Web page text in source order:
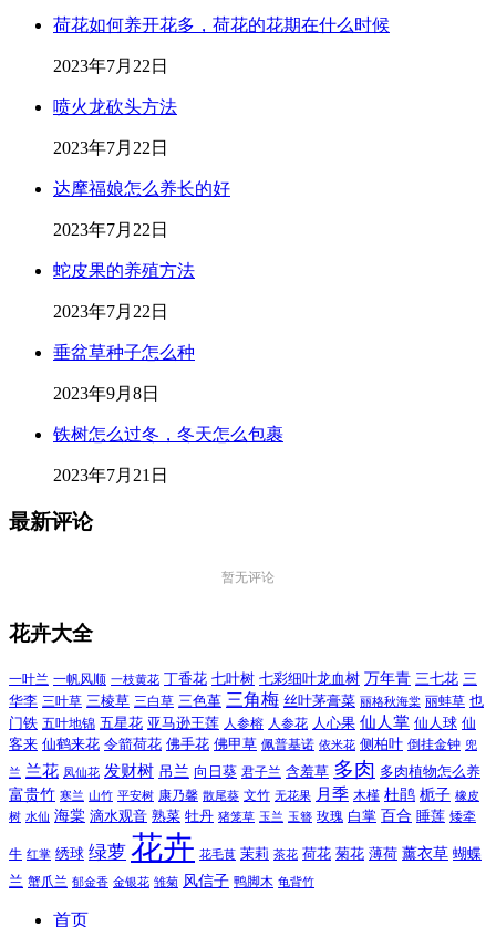
荷花如何养开花多，荷花的花期在什么时候
2023年7月22日
喷火龙砍头方法
2023年7月22日
达摩福娘怎么养长的好
2023年7月22日
蛇皮果的养殖方法
2023年7月22日
垂盆草种子怎么种
2023年9月8日
铁树怎么过冬，冬天怎么包裹
2023年7月21日
最新评论
暂无评论
花卉大全
一叶兰 一帆风顺 一枝黄花 丁香花 七叶树 七彩细叶龙血树 万年青 三七花 三
华李 三叶草 三棱草 三白草 三色堇 三角梅 丝叶茅膏菜 丽格秋海棠 丽蚌草 也
门铁 五叶地锦 五星花 亚马逊王莲 人参榕 人参花 人心果 仙人掌 仙人球 仙
客来 仙鹤来花 令箭荷花 佛手花 佛甲草 佩普基诺 依米花 侧柏叶 倒挂金钟 兜
兰 兰花 凤仙花 发财树 吊兰 向日葵 君子兰 含羞草 多肉 多肉植物怎么养
富贵竹 寒兰 山竹 平安树 康乃馨 散尾葵 文竹 无花果 月季 木槿 杜鹃 栀子 橡皮
树 水仙 海棠 滴水观音 熟菜 牡丹 猪笼草 玉兰 玉簪 玫瑰 白掌 百合 睡莲 矮牵
牛 红掌 绣球 绿萝 花卉 花毛茛 茉莉 茶花 荷花 菊花 薄荷 薰衣草 蝴蝶
兰 蟹爪兰 郁金香 金银花 雏菊 风信子 鸭脚木 龟背竹
首页